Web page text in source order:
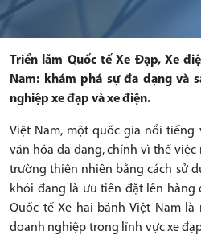
Triển lãm Quốc tế Xe Đạp, Xe
Nam: khám phá sự đa dạng và
nghiệp xe đạp và xe điện.
Việt Nam, một quốc gia nổi
văn hóa đa dạng, chính vì thế
trường thiên nhiên bằng cách sử
khói đang là ưu tiên đặt lên hàng
Quốc tế Xe hai bánh Việt Nam
doanh nghiệp trong lĩnh vực xe